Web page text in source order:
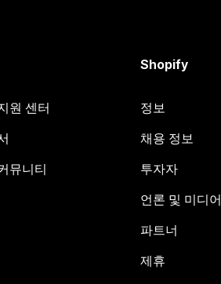
원 센터
뮤니티
Shopify
정보
채용 정보
투자자
언론 및 미디어
파트너
제휴